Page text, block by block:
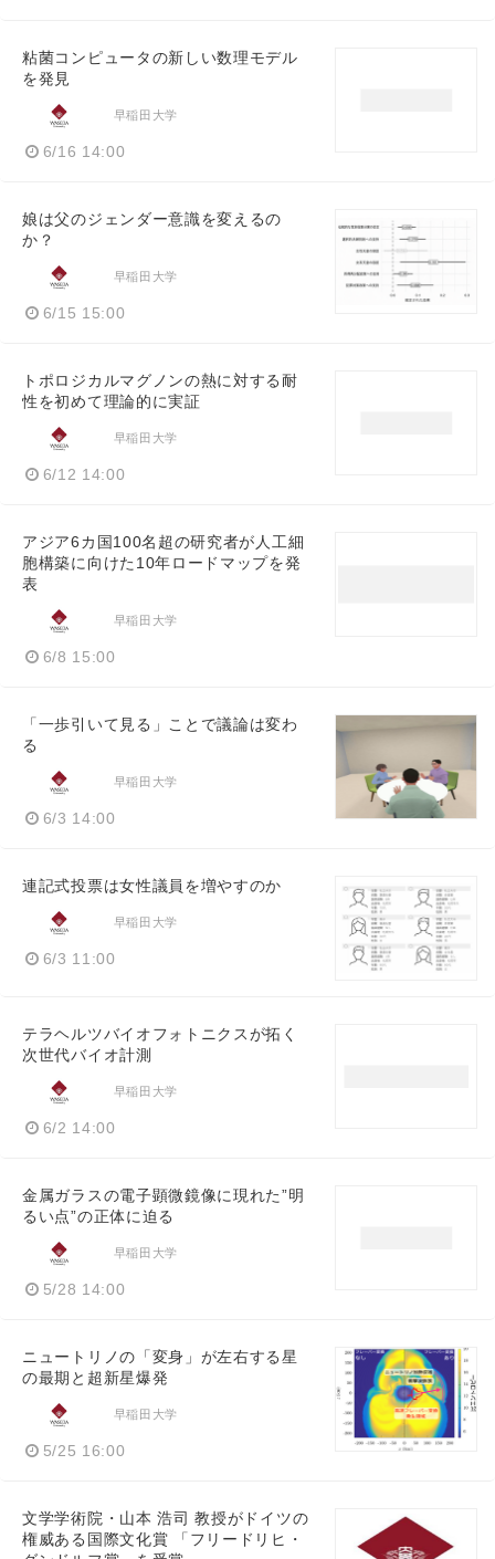
粘菌コンピュータの新しい数理モデル
を発見
早稲田大学
6/16 14:00
娘は父のジェンダー意識を変えるの
か？
早稲田大学
6/15 15:00
トポロジカルマグノンの熱に対する耐
性を初めて理論的に実証
早稲田大学
6/12 14:00
アジア6カ国100名超の研究者が人工細
胞構築に向けた10年ロードマップを発
表
早稲田大学
6/8 15:00
「一歩引いて見る」ことで議論は変わ
る
早稲田大学
6/3 14:00
連記式投票は女性議員を増やすのか
早稲田大学
6/3 11:00
テラヘルツバイオフォトニクスが拓く
次世代バイオ計測
早稲田大学
6/2 14:00
金属ガラスの電子顕微鏡像に現れた”明
るい点”の正体に迫る
早稲田大学
5/28 14:00
ニュートリノの「変⾝」が左右する星
の最期と超新星爆発
早稲田大学
5/25 16:00
文学学術院・山本 浩司 教授がドイツの
権威ある国際文化賞 「フリードリヒ・